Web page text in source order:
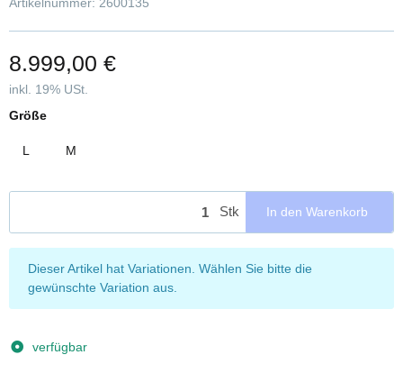
8.999,00 €
inkl. 19% USt.
Größe
L M
Stk In den Warenkorb
x
Dieser Artikel hat Variationen. Wählen Sie bitte die
gewünschte Variation aus.
verfügbar